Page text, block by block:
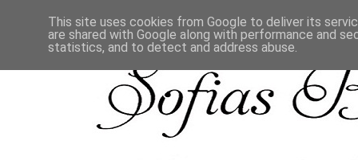
This site uses cookies from Google to deliver its
are shared with Google along with performance and
statistics, and to detect and address abuse.